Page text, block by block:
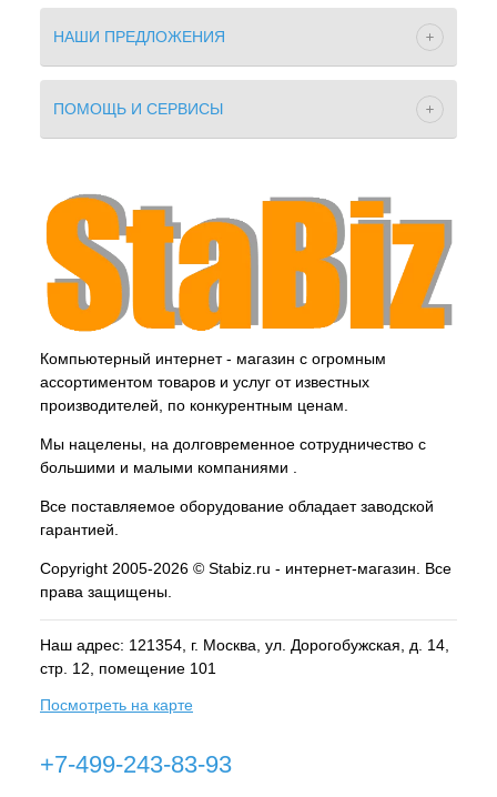
НАШИ ПРЕДЛОЖЕНИЯ
ПОМОЩЬ И СЕРВИСЫ
Компьютерный интернет - магазин с огромным
ассортиментом товаров и услуг от известных
производителей, по конкурентным ценам.
Мы нацелены, на долговременное сотрудничество с
большими и малыми компаниями .
Все поставляемое оборудование обладает заводской
гарантией.
Copyright 2005-2026 © Stabiz.ru - интернет-магазин. Все
права защищены.
Наш адрес: 121354, г. Москва , ул. Дорогобужская, д. 14,
стр. 12, помещение 101
Посмотреть на карте
+7-499-243-83-93